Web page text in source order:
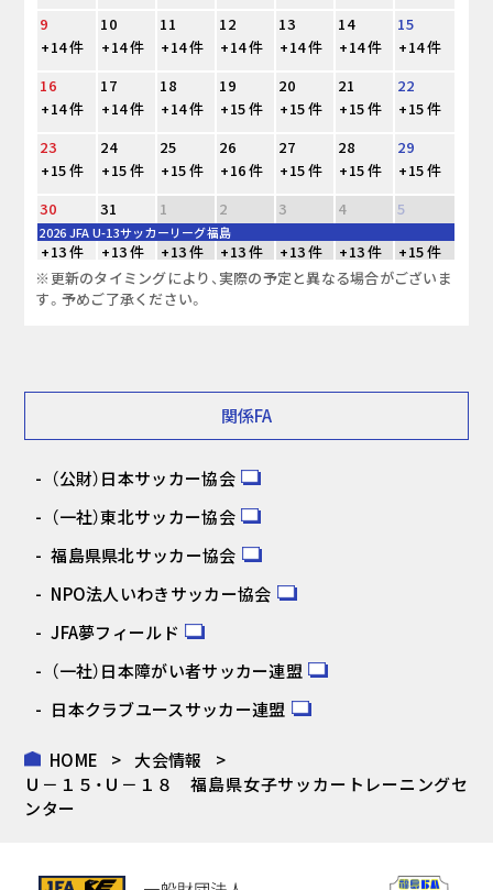
9
10 11 12 13 14
15
+14 件
+14 件 +14 件 +14 件 +14 件 +14 件
+14 件
16
17 18 19 20 21
22
+14 件
+14 件 +14 件 +15 件 +15 件 +15 件
+15 件
23
24 25 26 27 28
29
+15 件
+15 件 +15 件 +16 件 +15 件 +15 件
+15 件
30
31 1 2 3 4 5
2026 JFA U-13サッカーリーグ福島
+13 件 +13 件 +13 件 +13 件 +13 件 +13 件
+15 件
※更新のタイミングにより、実際の予定と異なる場合がございま
す。予めご了承ください。
関係FA
（公財）日本サッカー協会
（一社）東北サッカー協会
福島県県北サッカー協会
NPO法人いわきサッカー協会
JFA夢フィールド
（一社）日本障がい者サッカー連盟
日本クラブユースサッカー連盟
HOME
大会情報
Ｕ－１５・Ｕ－１８ 福島県女子サッカートレーニングセ
ンター